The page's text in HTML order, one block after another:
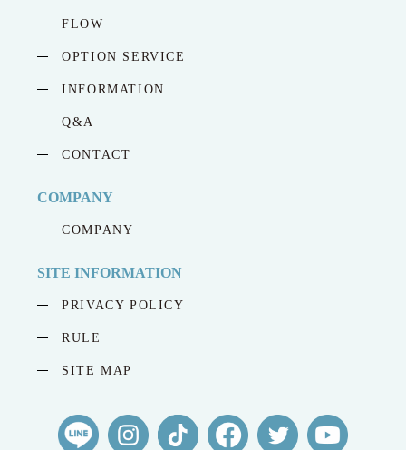
FLOW
OPTION SERVICE
INFORMATION
Q&A
CONTACT
COMPANY
COMPANY
SITE INFORMATION
PRIVACY POLICY
RULE
SITE MAP